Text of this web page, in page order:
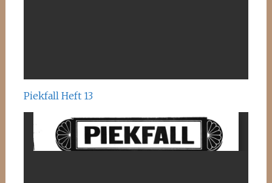
Piekfall Heft 13